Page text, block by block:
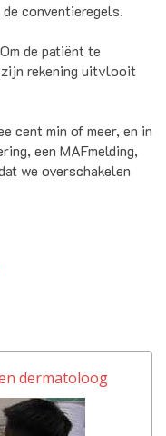
conventieregels.
de patiënt te
zijn rekening uitvlooit
cent min of meer, en in
een MAFmelding,
we overschakelen
dermatoloog